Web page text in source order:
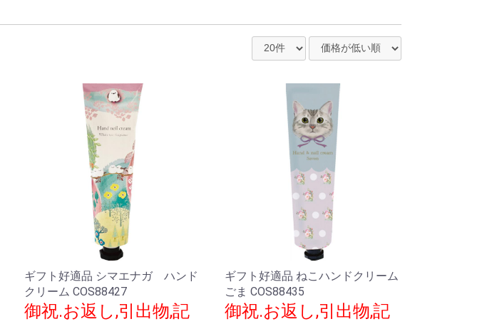
ギフト好適品 シマエナガ ハンド
クリーム COS88427
御祝.お返し,引出物,記
ギフト好適品 ねこハンドクリーム
ごま COS88435
御祝.お返し,引出物,記